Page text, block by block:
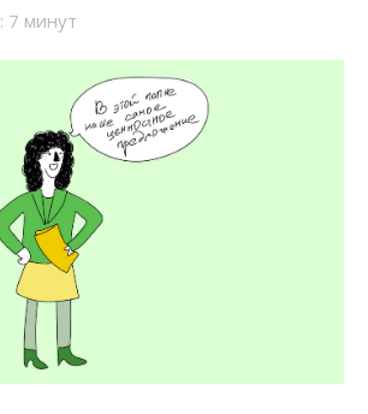
7 минут